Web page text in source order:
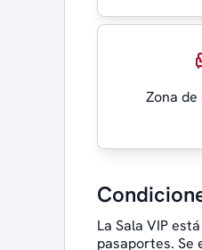
Zona
La Sala VIP
pasaportes. Se